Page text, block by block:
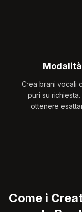
Crea brani vocali
puri su
ottenere
Come i